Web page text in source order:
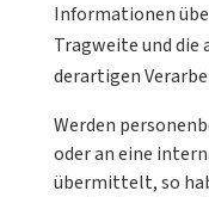
Informationen
Tragweite und
derartigen
Werden
oder an eine
übermittelt, so